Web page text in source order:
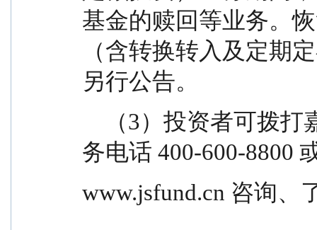
基金的赎回等业务。
（含转换转入及定期
另行公告。
务电话 400-600-8800
www.jsfund.cn 咨询、